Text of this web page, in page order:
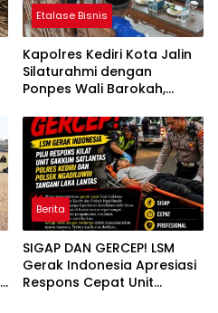
Etalase Bisnis
Kapolres Kediri Kota Jalin
Silaturahmi dengan
Ponpes Wali Barokah,
Ulama
Berita
SIGAP DAN GERCEP! LSM
Gerak Indonesia Apresiasi
Respons Cepat Unit